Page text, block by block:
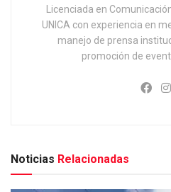
Licenciada en
UNICA con experiencia en
manejo de prensa
promoción de
Noticias Relacionadas